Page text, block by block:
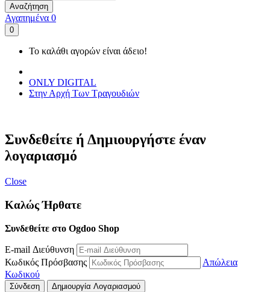
Αναζήτηση
Αγαπημένα 0
0
Το καλάθι αγορών είναι άδειο!
ONLY DIGITAL
Στην Αρχή Των Τραγουδιών
Συνδεθείτε ή Δημιουργήστε έναν
λογαριασμό
Close
Καλώς Ήρθατε
Συνδεθείτε στο Ogdoo Shop
E-mail Διεύθυνση
Κωδικός Πρόσβασης
Απώλεια
Κωδικού
Σύνδεση Δημιουργία Λογαριασμού